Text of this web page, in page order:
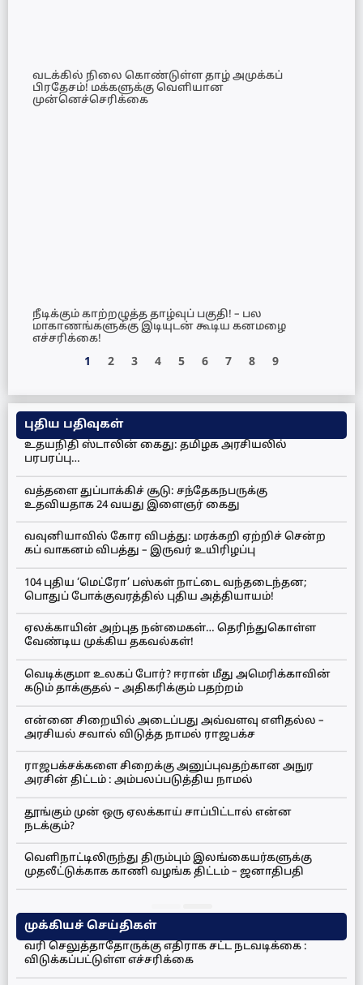
வடக்கில் நிலை கொண்டுள்ள தாழ் அமுக்கப்
பிரதேசம்! மக்களுக்கு வெளியான
முன்னெச்செரிக்கை
நீடிக்கும் காற்றழுத்த தாழ்வுப் பகுதி! – பல
மாகாணங்களுக்கு இடியுடன் கூடிய கனமழை
எச்சரிக்கை!
1 2 3 4 5 6 7 8 9
புதிய பதிவுகள்
உதயநிதி ஸ்டாலின் கைது: தமிழக அரசியலில்
பரபரப்பு…
வத்தளை துப்பாக்கிச் சூடு: சந்தேகநபருக்கு
உதவியதாக 24 வயது இளைஞர் கைது
வவுனியாவில் கோர விபத்து: மரக்கறி ஏற்றிச் சென்ற
கப் வாகனம் விபத்து – இருவர் உயிரிழப்பு
104 புதிய ‘மெட்ரோ’ பஸ்கள் நாட்டை வந்தடைந்தன;
பொதுப் போக்குவரத்தில் புதிய அத்தியாயம்!
ஏலக்காயின் அற்புத நன்மைகள்… தெரிந்துகொள்ள
வேண்டிய முக்கிய தகவல்கள்!
வெடிக்குமா உலகப் போர்? ஈரான் மீது அமெரிக்காவின்
கடும் தாக்குதல் – அதிகரிக்கும் பதற்றம்
என்னை சிறையில் அடைப்பது அவ்வளவு எளிதல்ல –
அரசியல் சவால் விடுத்த நாமல் ராஜபக்ச
ராஜபக்சக்களை சிறைக்கு அனுப்புவதற்கான அநுர
அரசின் திட்டம் : அம்பலப்படுத்திய நாமல்
தூங்கும் முன் ஒரு ஏலக்காய் சாப்பிட்டால் என்ன
நடக்கும்?
வெளிநாட்டிலிருந்து திரும்பும் இலங்கையர்களுக்கு
முதலீட்டுக்காக காணி வழங்க திட்டம் – ஜனாதிபதி
முக்கியச் செய்திகள்
வரி செலுத்தாதோருக்கு எதிராக சட்ட நடவடிக்கை :
விடுக்கப்பட்டுள்ள எச்சரிக்கை